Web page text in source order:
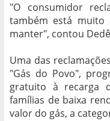
"O consumidor
também está muito
manter", contou
Uma das
"Gás do Povo",
gratuito à recarga
famílias de baixa
valor do gás, a